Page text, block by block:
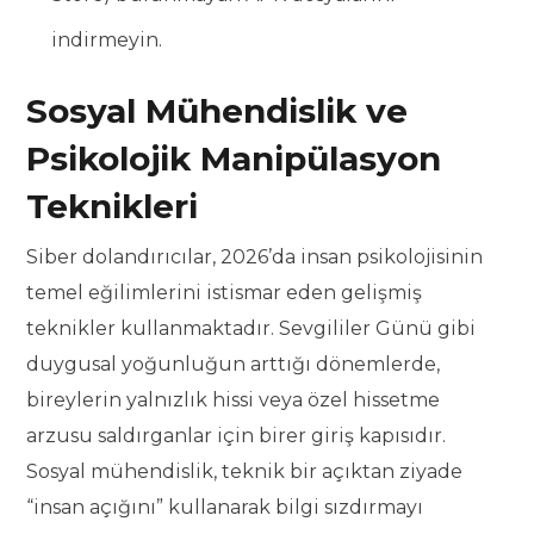
indirmeyin.
Sosyal Mühendislik ve
Psikolojik Manipülasyon
Teknikleri
Siber dolandırıcılar, 2026’da insan psikolojisinin
temel eğilimlerini istismar eden gelişmiş
teknikler kullanmaktadır. Sevgililer Günü gibi
duygusal yoğunluğun arttığı dönemlerde,
bireylerin yalnızlık hissi veya özel hissetme
arzusu saldırganlar için birer giriş kapısıdır.
Sosyal mühendislik, teknik bir açıktan ziyade
“insan açığını” kullanarak bilgi sızdırmayı